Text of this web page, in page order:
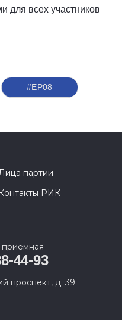
для всех участников
#ЕР08
партии
Контакты РИК
44-93
проспект, д. 39